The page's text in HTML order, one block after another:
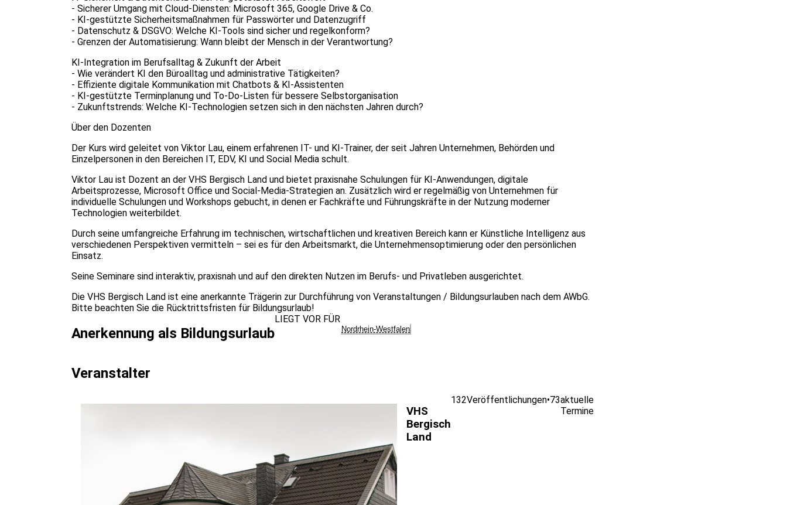
- Sicherer Umgang mit Cloud-Diensten: Microsoft 365, Google Drive & Co.
- KI-gestützte Sicherheitsmaßnahmen für Passwörter und Datenzugriff
- Datenschutz & DSGVO: Welche KI-Tools sind sicher und regelkonform?
- Grenzen der Automatisierung: Wann bleibt der Mensch in der Verantwortung?
KI-Integration im Berufsalltag & Zukunft der Arbeit
- Wie verändert KI den Büroalltag und administrative Tätigkeiten?
- Effiziente digitale Kommunikation mit Chatbots & KI-Assistenten
- KI-gestützte Terminplanung und To-Do-Listen für bessere Selbstorganisation
- Zukunftstrends: Welche KI-Technologien setzen sich in den nächsten Jahren durch?
Über den Dozenten
Der Kurs wird geleitet von Viktor Lau, einem erfahrenen IT- und KI-Trainer, der seit Jahren Unternehmen, Behörden und
Einzelpersonen in den Bereichen IT, EDV, KI und Social Media schult.
Viktor Lau ist Dozent an der VHS Bergisch Land und bietet praxisnahe Schulungen für KI-Anwendungen, digitale
Arbeitsprozesse, Microsoft Office und Social-Media-Strategien an. Zusätzlich wird er regelmäßig von Unternehmen für
individuelle Schulungen und Workshops gebucht, in denen er Fachkräfte und Führungskräfte in der Nutzung moderner
Technologien weiterbildet.
Durch seine umfangreiche Erfahrung im technischen, wirtschaftlichen und kreativen Bereich kann er Künstliche Intelligenz aus
verschiedenen Perspektiven vermitteln – sei es für den Arbeitsmarkt, die Unternehmensoptimierung oder den persönlichen
Einsatz.
Seine Seminare sind interaktiv, praxisnah und auf den direkten Nutzen im Berufs- und Privatleben ausgerichtet.
Die VHS Bergisch Land ist eine anerkannte Trägerin zur Durchführung von Veranstaltungen / Bildungsurlauben nach dem AWbG.
Bitte beachten Sie die Rücktrittsfristen für Bildungsurlaub!
Anerkennung als Bildungsurlaub
LIEGT VOR FÜR
Nordrhein-Westfalen
Veranstalter
VHS
Bergisch
Land
132Veröffentlichungen•73aktuelle
Termine